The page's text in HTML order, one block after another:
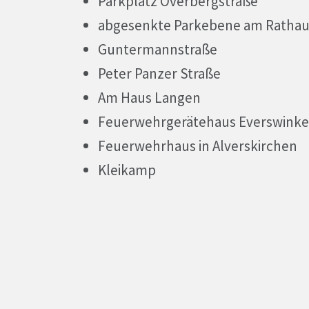
abgesenkte Parkebene am
Guntermannstraße
Peter Panzer Straße
Am Haus Langen
Feuerwehrgerätehaus
Feuerwehrhaus in Alverskirchen
Kleikamp